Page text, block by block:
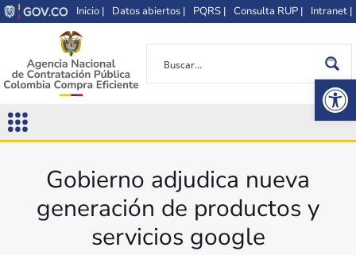
Inicio | Datos abiertos | PQRS | Consulta RUP | Intranet |
Gobierno adjudica nueva
generación de productos y
servicios google